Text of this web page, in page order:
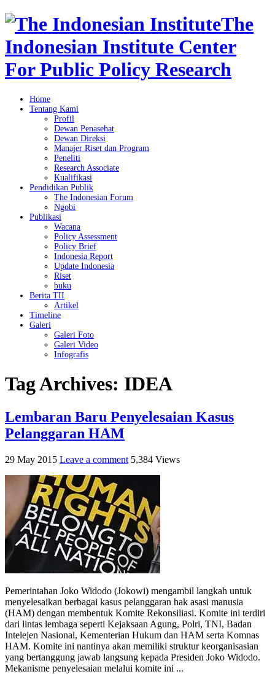
The
Indonesian Institute Center
For Public Policy Research
Home
Tentang Kami
Profil
Dewan Penasehat
Dewan Direksi
Manajer Riset dan Program
Peneliti
Research Associate
Kualifikasi
Pendidikan Publik
The Indonesian Forum
Ngobi
Publikasi
Wacana
Policy Assessment
Policy Brief
Indonesia Report
Update Indonesia
Riset
buku
Berita TII
Artikel
Timeline
Galeri
Galeri Foto
Galeri Video
Infografis
Tag Archives: IDEA
Lembaran Baru Penyelesaian Kasus
Pelanggaran HAM
29 May 2015 Leave a comment 5,384 Views
Pemerintahan Joko Widodo (Jokowi) mengambil langkah untuk
menyelesaikan berbagai kasus pelanggaran hak asasi manusia
(HAM) dengan membentuk Komite Rekonsiliasi. Komite ini terdiri
dari lintas lembaga seperti Kejaksaan Agung, Polri, TNI, Badan
Intelejen Nasional, Kementerian Hukum dan HAM serta Komnas
HAM. Komite ini nantinya akan memiliki struktur keorganisasian
yang bertanggung jawab langsung kepada Presiden Joko Widodo.
Mekanisme penyelesaian melalui komite ini ...